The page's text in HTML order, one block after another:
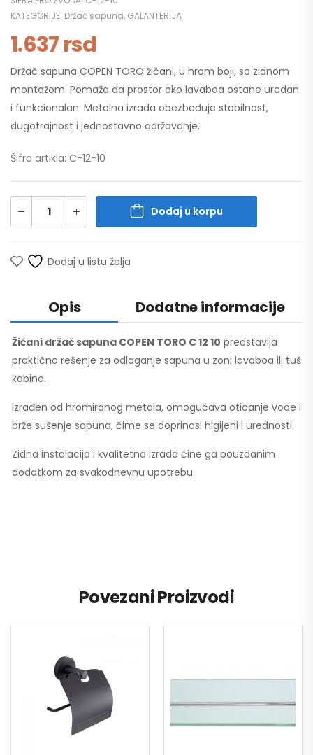
KATEGORIJE: Držač sapuna, GALANTERIJA
1.637rsd
Držač sapuna COPEN TORO žičani, u hrom boji, sa zidnom
montažom. Pomaže da prostor oko lavaboa ostane uredan
i funkcionalan. Metalna izrada obezbeđuje stabilnost,
dugotrajnost i jednostavno održavanje.
Šifra artikla: C-12-10
Dodaj u korpu
Dodaj u listu želja
Opis Dodatne informacije
Žičani držač sapuna COPEN TORO C 12 10 predstavlja
praktično rešenje za odlaganje sapuna u zoni lavaboa ili tuš
kabine.
Izrađen od hromiranog metala, omogućava oticanje vode i
brže sušenje sapuna, čime se doprinosi higijeni i urednosti.
Zidna instalacija i kvalitetna izrada čine ga pouzdanim
dodatkom za svakodnevnu upotrebu.
Povezani Proizvodi